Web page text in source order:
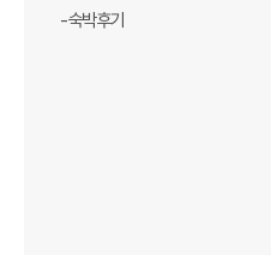
- 숙박 후기